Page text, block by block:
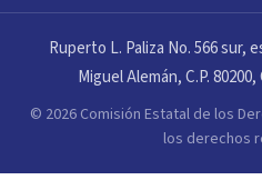
Ruperto L. Paliza No. 566 sur,
Miguel Alemán, C.P.
© 2026 Comisión Estatal de los
los derechos